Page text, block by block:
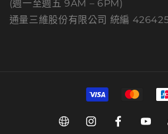
(週一至週五 9AM – 6PM)
通量三維股份有限公司 統編
Web InstagramFacebook